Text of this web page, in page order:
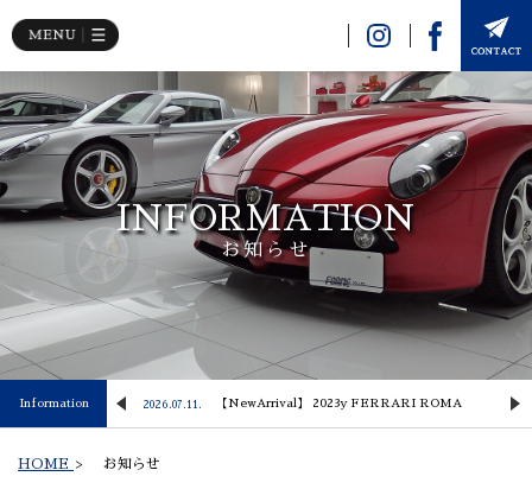
INFORMATION
お知らせ
Information
Lusso 2026.07.11. 【NewArrival】 2023y FERRARI ROMA
HOME > お知らせ